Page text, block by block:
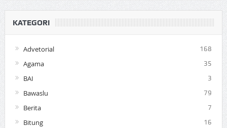
KATEGORI
Advetorial 168
Agama 35
BAI 3
Bawaslu 79
Berita 7
Bitung 16